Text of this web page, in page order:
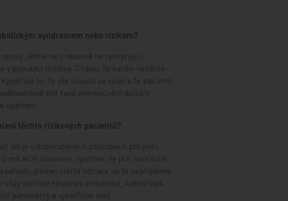
syndromem nebo rizikem?
Jedná se o masově se vyskytující
v populaci miliony. Chápu, že kardio-renálně-
to, že vše souvisí se vším a že pacienti,
mít také onemocnění dalších
opatření.
těchto rizikových pacientů?
let je v doporučených postupech pro péči
má ACR stanoven, zjistíme, že jich není tolik.
odhadu glomerulární filtrace na to nepřijdeme.
vždy měříme tělesnou hmotnost, krevní tlak
parametry a vyšetříme moč.